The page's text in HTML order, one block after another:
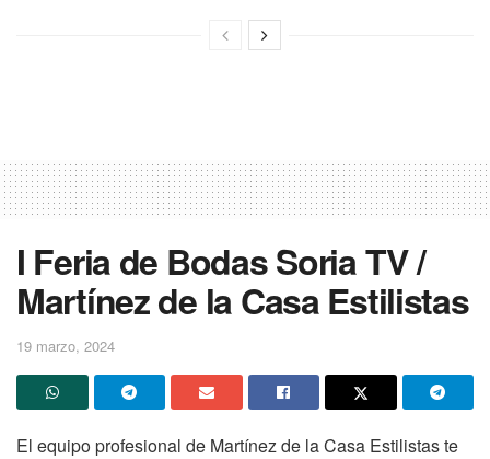
I Feria de Bodas Soria TV /
Martínez de la Casa Estilistas
19 marzo, 2024
El equipo profesional de Martínez de la Casa Estilistas te